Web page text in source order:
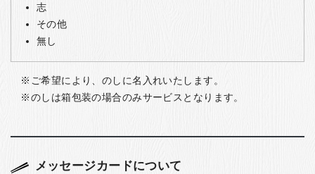
志
その他
無し
ご希望により、のしに名入れいたします。
のしは箱包装の場合のみサービスとなります。
メッセージカードについて